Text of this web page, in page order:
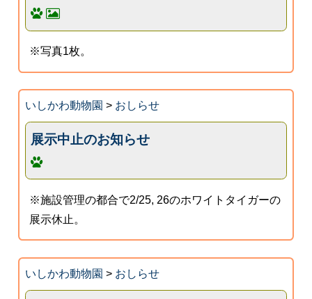
※写真1枚。
いしかわ動物園 > おしらせ
展示中止のお知らせ
※施設管理の都合で2/25, 26のホワイトタイガーの
展示休止。
いしかわ動物園 > おしらせ